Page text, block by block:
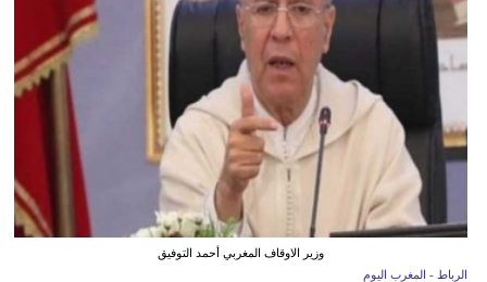
وزير الاوقاف المغربي أحمد التوفيق
الرباط - المغرب اليوم